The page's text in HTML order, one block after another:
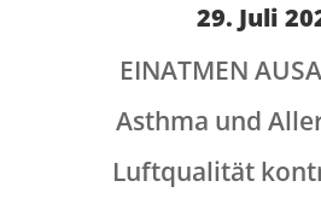
29. Juli
EINATMEN
Asthma und
Luftqualität